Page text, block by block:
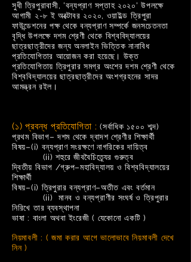
সুধী ত্রিপুরাবাসী, 'বন্যপ্রাণ সপ্তাহ ২০২০' উপলক্ষে
আগামী ২-৮ ই অক্টোবর ২০২০, ওয়াইল্ড ত্রিপুরা
ফাউন্ডেশনের পক্ষ থেকে বন্যপ্রাণ সম্পর্কে জনসচেতনতা
বৃদ্ধি উপলক্ষে দশম শ্রেণী থেকে বিশ্ববিদ্যালয়ের
ছাত্রছাত্রীদের জন্য অনলাইন ভিত্তিক নানাবিধ
প্রতিযোগিতার আয়োজন করা হয়েছে। উক্ত
প্রতিযোগিতায় ত্রিপুরার সমগ্র অংশের দশম শ্রেণী থেকে
বিশ্ববিদ্যালয়ের ছাত্রছাত্রীদের অংশগ্রহনের সাদর
আমন্ত্রন রইল।
(১) প্রবন্ধ প্রতিযোগিতা :(সর্বাধিক ১৫০০ শব্দ)
প্রথম বিভাগ– দশম থেকে দ্বাদশ শ্রেণীর শিক্ষার্থী
বিষয়–(i) বন্যপ্রাণ সংরক্ষণে নাগরিকের দায়িত্ব
(ii) শহুরে জীববৈচিত্র্যের গুরুত্ব
দ্বিতীয় বিভাগ /গ্রুপ–মহাবিদ্যালয় ও বিশ্ববিদ্যালয়ের
শিক্ষার্থী
বিষয়–(i) ত্রিপুরার বন্যপ্রাণ–অতীত এবং বর্তমান
(ii) মানব ও বন্যপ্রাণীর সংঘর্ষ ও ত্রিপুরার
নিরিখে তার ব্যবস্থাপনা
ভাষা : বাংলা অথবা ইংরেজী ( যেকোনো একটি )
নিয়মাবলী : ( জমা করার আগে ভালোভাবে নিয়মাবলী দেখে
নিন )